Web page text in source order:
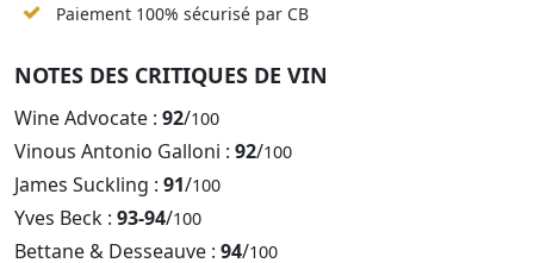
Paiement 100% sécurisé par CB
NOTES DES CRITIQUES DE VIN
Wine Advocate : 92/100
Vinous Antonio Galloni : 92/100
James Suckling : 91/100
Yves Beck : 93-94/100
Bettane & Desseauve : 94/100